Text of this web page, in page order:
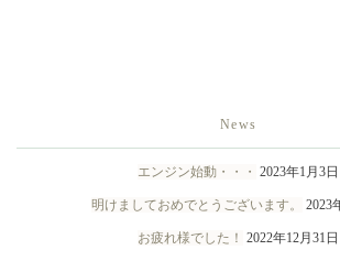
News
エンジン始動・・・ 2023年1月3日
明けましておめでとうございます。 2023
お疲れ様でした！ 2022年12月31日